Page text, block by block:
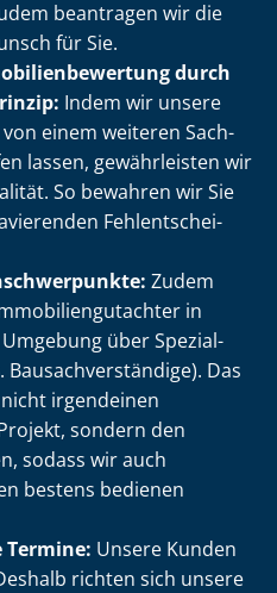
beantragen wir die
für Sie.
durch
Indem wir unsere
einem weiteren Sach­
lassen, gewährleisten wir
So bewahren wir Sie
Fehl­ent­schei­
Zudem
in
über Spe­zi­al­
Bau­sach­ver­stän­di­ge). Das
irgendeinen
sondern den
sodass wir auch
bestens bedienen
Unsere Kunden
richten sich unsere